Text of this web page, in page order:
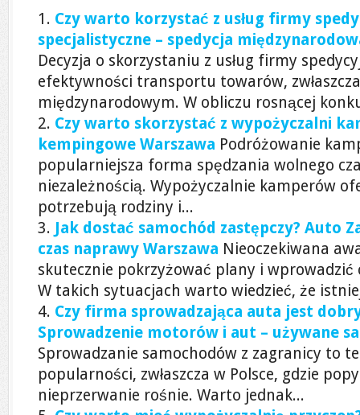
Czy warto korzystać z usług firmy
specjalistyczne – spedycja
Decyzja o skorzystaniu z usług firmy
efektywności transportu towarów,
międzynarodowym. W obliczu rosnącej
Czy warto skorzystać z wypożyczalni
kempingowe Warszawa Podróżowanie
popularniejsza forma spędzania wolnego
niezależnością. Wypożyczalnie kamperów
potrzebują rodziny i...
Jak dostać samochód zastępczy? Auto
czas naprawy Warszawa Nieoczekiwana
skutecznie pokrzyżować plany i wprowadzić
W takich sytuacjach warto wiedzieć, że
Czy firma sprowadzająca auta jest
Sprowadzenie motorów i aut – używane
Sprowadzanie samochodów z zagranicy to
popularności, zwłaszcza w Polsce, gdzie
nieprzerwanie rośnie. Warto jednak...